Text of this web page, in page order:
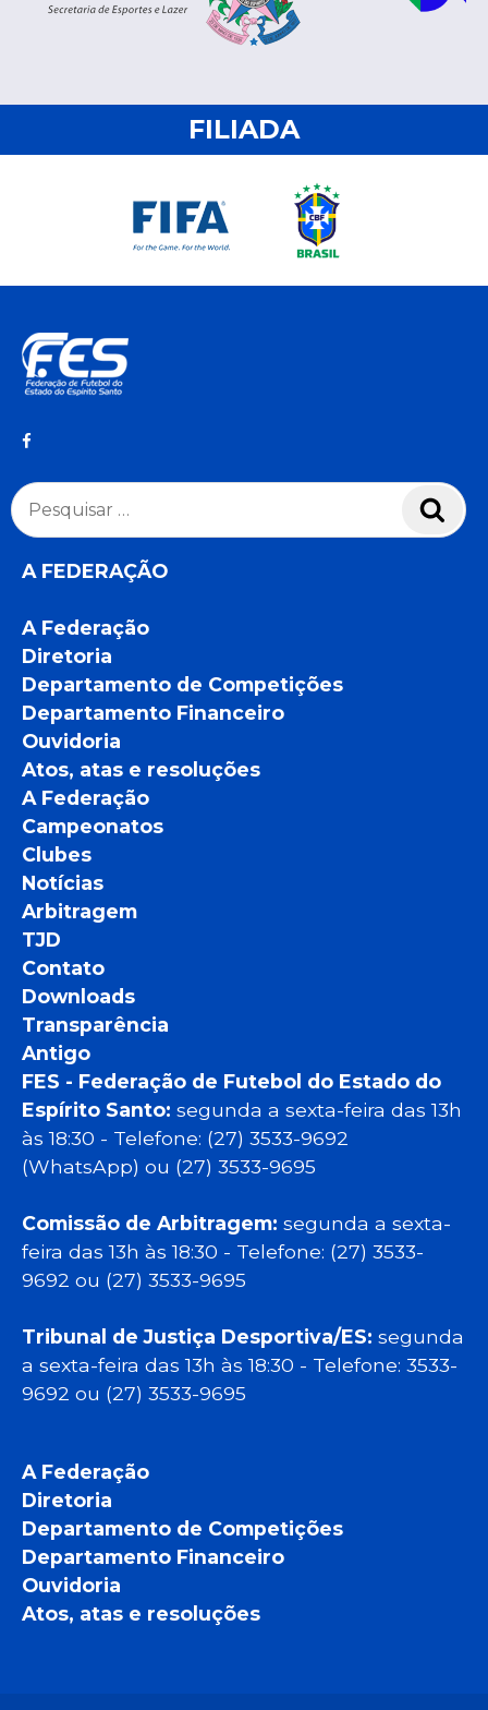
FILIADA
Pesquisar
por:
A FEDERAÇÃO
A Federação
Diretoria
Departamento de Competições
Departamento Financeiro
Ouvidoria
Atos, atas e resoluções
A Federação
Campeonatos
Clubes
Notícias
Arbitragem
TJD
Contato
Downloads
Transparência
Antigo
FES - Federação de Futebol do Estado do
Espírito Santo: segunda a sexta-feira das 13h
às 18:30 - Telefone: (27) 3533-9692
(WhatsApp) ou (27) 3533-9695
Comissão de Arbitragem: segunda a sexta-
feira das 13h às 18:30 - Telefone: (27) 3533-
9692 ou (27) 3533-9695
Tribunal de Justiça Desportiva/ES: segunda
a sexta-feira das 13h às 18:30 - Telefone: 3533-
9692 ou (27) 3533-9695
A Federação
Diretoria
Departamento de Competições
Departamento Financeiro
Ouvidoria
Atos, atas e resoluções